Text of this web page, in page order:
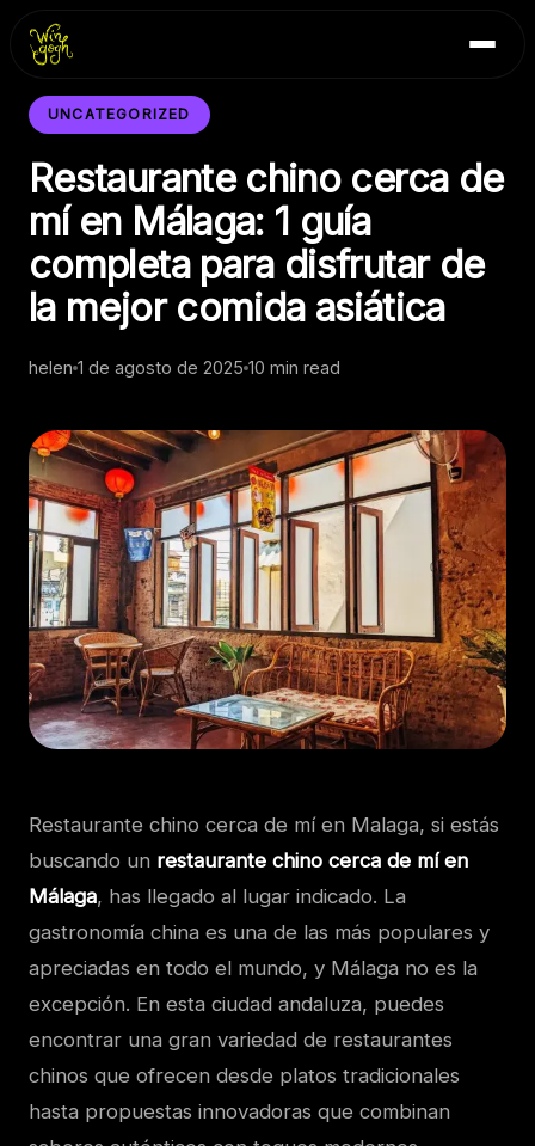
Inicio
Blog
Contacto
UNCATEGORIZED
Restaurante chino cerca de
mí en Málaga: 1 guía
completa para disfrutar de
la mejor comida asiática
helen 1 de agosto de 2025 10 min read
Restaurante chino cerca de mí en Malaga, si estás
buscando un restaurante chino cerca de mí en
Málaga, has llegado al lugar indicado. La
gastronomía china es una de las más populares y
apreciadas en todo el mundo, y Málaga no es la
excepción. En esta ciudad andaluza, puedes
encontrar una gran variedad de restaurantes
chinos que ofrecen desde platos tradicionales
hasta propuestas innovadoras que combinan